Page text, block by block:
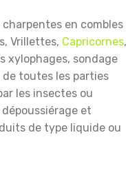
en combles
Vrillettes, Capricornes,
xylophages, sondage
de toutes les parties
les insectes ou
et
de type liquide ou